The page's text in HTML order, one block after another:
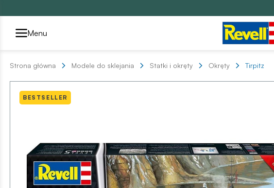
Przełącznik segmentów2
Menu
Strona główna Modele do sklejania Statki i okręty Okręty Tirpitz
BESTSELLER